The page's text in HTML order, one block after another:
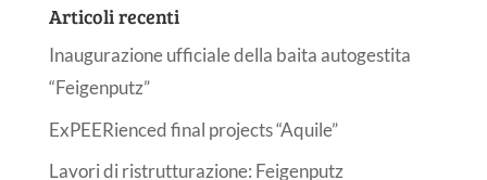
Articoli recenti
Inaugurazione ufficiale della baita autogestita
“Feigenputz”
ExPEERienced final projects “Aquile”
Lavori di ristrutturazione: Feigenputz